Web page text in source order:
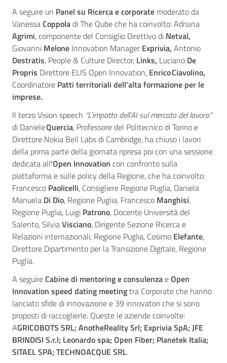
A seguire un Panel su Ricerca e corporate moderato da
VanessaCoppoladi The Qube che ha coinvolto: Adriana
Agrimi, componente del Consiglio Direttivo di Netval,
Giovanni Melone Innovation ManagerExprivia, Antonio
Destratis, People & Culture Director, Links, Luciano De
Propris Direttore ELIS Open Innovation, Enrico Ciavolino,
Coordinatore Patti territoriali dell’alta formazione per le
imprese.
Il terzo Vision speech “L’impatto dell’AI sul mercato del lavoro”
di DanieleQuercia, Professore del Politecnico di Torino e
Direttore Nokia Bell Labs di Cambridge, ha chiuso i lavori
della prima parte della giornata ripresa poi con una sessione
dedicata all‘Open Innovation con confronto sulla
piattaforma e sulle policy della Regione, che ha coinvolto:
Francesco Paolicelli, Consigliere Regione Puglia, Daniela
Manuela Di Dio, Regione Puglia, Francesco Manghisi,
Regione Puglia, Luigi Patrono, Docente Università del
Salento, SilviaVisciano, Dirigente Sezione Ricerca e
Relazioni internazionali, Regione Puglia, Cosimo Elefante,
Direttore Dipartimento per la Transizione Digitale, Regione
Puglia.
A seguireCabine di mentoring e consulenzaeOpen
Innovation speed dating meetingtra Corporate che hanno
lanciato sfide di innovazione e 39 innovatori che si sono
proposti di raccoglierle. Queste le aziende coinvolte:
AGRICOBOTS SRL; AnotheReality Srl; Exprivia SpA; JFE
BRINDISI S.r.l; Leonardo spa; Open Fiber; Planetek Italia;
SITAEL SPA; TECHNOACQUE SRL.